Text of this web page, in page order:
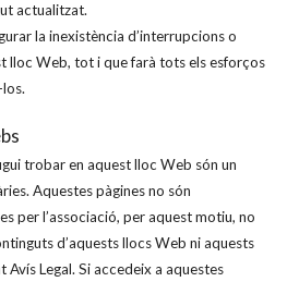
actualitzat.
la inexistència d’interrupcions o
lloc Web, tot i que farà tots els esforços
trobar en aquest lloc Web són un
Aquestes pàgines no són
per l’associació, per aquest motiu, no
d’aquests llocs Web ni aquests
Avís Legal. Si accedeix a aquestes